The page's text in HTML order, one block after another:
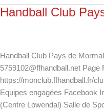
Handball Club
Handball Club Pays de
5759102@ffhandball.net Page
https://monclub.ffhandball.fr/
Equipes engagées Facebook
(Centre Lowendal) Salle de
Handball
Mormal